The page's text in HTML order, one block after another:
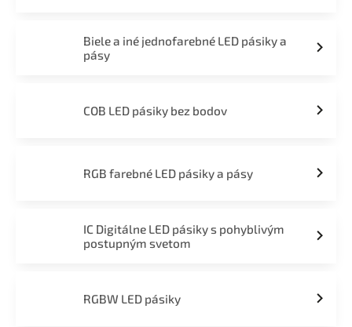
Biele a iné jednofarebné LED pásiky a
pásy
COB LED pásiky bez bodov
RGB farebné LED pásiky a pásy
IC Digitálne LED pásiky s pohyblivým
postupným svetom
RGBW LED pásiky